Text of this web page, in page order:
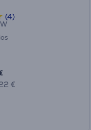
(4)
€